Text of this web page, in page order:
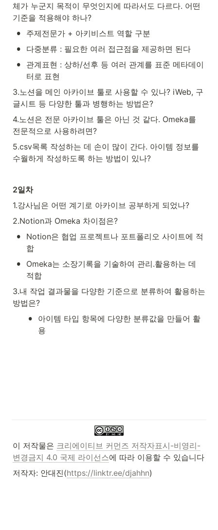
체가 누군지 목적이 무엇인지에 따라서도 다르다. 어떤
기준을 적용해야 하나?
• 주제전문가 + 아키비스트 역할 구분
• 다중분류 : 필요한 여러 접근점을 제공하면 된다
•
관계표현 : 상하/선후 등 여러 관계를 표준 메타데이
터로 표현
3.노션을 메인 아카이브 툴로 사용할 수 있나? iWeb, 구
글시트 등 다양한 툴과 병행하는 방법은?
4.노션은 전문 아카이브 툴은 아닌 것 같다. Omeka를
전문적으로 사용하려면?
5.csv목록 작성하는 데 손이 많이 간다. 아이템 정보를
수월하게 작성하도록 하는 방법이 있나?
2일차
1.강사님은 어떤 계기로 아카이브 공부하게 되었나?
2.Notion과 Omeka 차이점은?
•
Notion은 협업 프로젝트나 포트폴리오 사이트에 적
합
•
Omeka는 소장기록을 기술하여 관리.활용하는 데
적합
3.내 작업 결과물을 다양한 기준으로 분류하여 활용하는
방법은?
•
아이템 타입 항목에 다양한 분류값을 만들어 활
용
이 저작물은 크리에이티브 커먼즈 저작자표시-비영리-
변경금지 4.0 국제 라이선스에 따라 이용할 수 있습니다
저작자: 안대진(https://linktr.ee/djahhn)